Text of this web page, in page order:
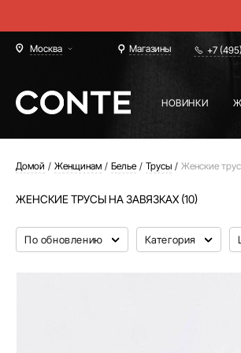
Москва Магазины +7
НОВИНКИ
Домой Женщинам Белье Трусы Женские
ЖЕНСКИЕ ТРУСЫ НА ЗАВЯЗКАХ (10)
По обновлению Категория